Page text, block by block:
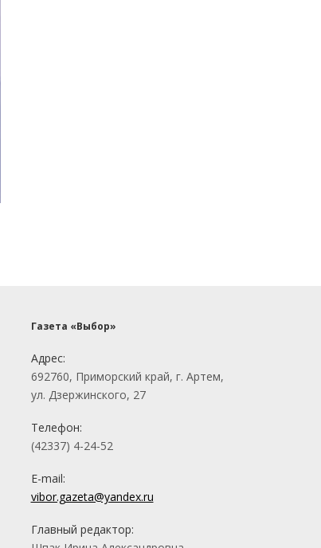
Газета «Выбор»
Адрес:
692760, Приморский край, г. Артем,
ул. Дзержинского, 27
Телефон:
(42337) 4-24-52
E-mail:
vibor.gazeta@yandex.ru
Главный редактор: